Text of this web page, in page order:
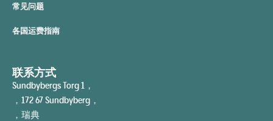
常见问题
各国运费指南
联系方式
Sundbybergs Torg 1，
，172 67 Sundbyberg，
，瑞典